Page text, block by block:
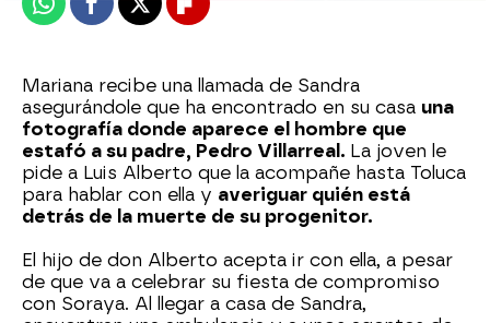
WhatsappFacebook
X Flipboard
Mariana recibe una llamada de Sandra
asegurándole que ha encontrado en su casa una
fotografía donde aparece el hombre que
estafó a su padre, Pedro Villarreal. La joven le
pide a Luis Alberto que la acompañe hasta Toluca
para hablar con ella y averiguar quién está
detrás de la muerte de su progenitor.
El hijo de don Alberto acepta ir con ella, a pesar
de que va a celebrar su fiesta de compromiso
con Soraya. Al llegar a casa de Sandra,